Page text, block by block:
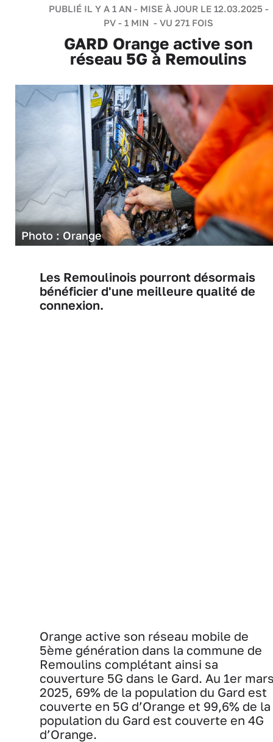
PUBLIÉ IL Y A 1 AN - MISE À JOUR LE 12.03.2025 -
PV - 1 MIN - VU 271 FOIS
GARD Orange active son
réseau 5G à Remoulins
Photo : Orange
Les Remoulinois pourront désormais
bénéficier d'une meilleure qualité de
connexion.
Orange active son réseau mobile de
5ème génération dans la commune de
Remoulins complétant ainsi sa
couverture 5G dans le Gard. Au 1er
2025, 69% de la population du Gard est
couverte en 5G d’Orange et 99,6% de la
population du Gard est couverte en 4G
d’Orange.